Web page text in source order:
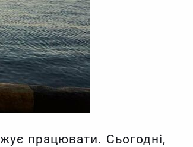
працювати. Сьогодні,